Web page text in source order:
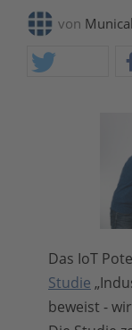
von
Das IoT
Studie
beweist -